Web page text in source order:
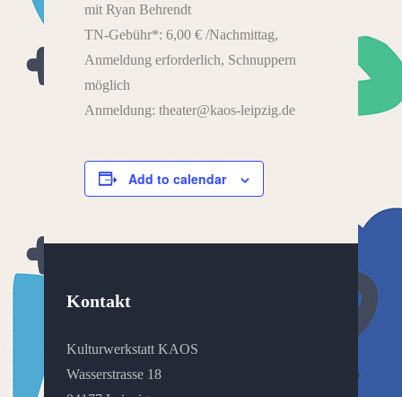
mit Ryan Behrendt
TN-Gebühr*: 6,00 € /Nachmittag,
Anmeldung erforderlich, Schnuppern
möglich
Anmeldung: theater@kaos-leipzig.de
Add to calendar
Kontakt
Kulturwerkstatt KAOS
Wasserstrasse 18